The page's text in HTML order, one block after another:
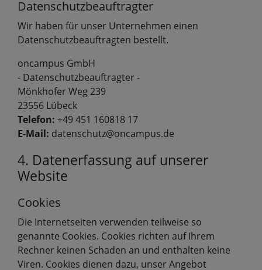
Datenschutzbeauftragter
Wir haben für unser Unternehmen einen
Datenschutzbeauftragten bestellt.
oncampus GmbH
- Datenschutzbeauftragter -
Mönkhofer Weg 239
23556 Lübeck
Telefon: +49 451 160818 17
E-Mail: datenschutz@oncampus.de
4. Datenerfassung auf unserer
Website
Cookies
Die Internetseiten verwenden teilweise so
genannte Cookies. Cookies richten auf Ihrem
Rechner keinen Schaden an und enthalten keine
Viren. Cookies dienen dazu, unser Angebot